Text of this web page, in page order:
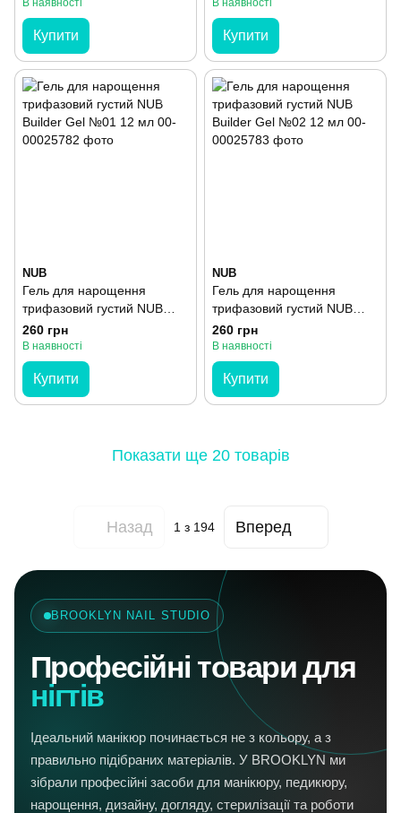
В наявності
Купити
В наявності
Купити
NUB
Гель для нарощення
трифазовий густий NUB
Builder Gel №01 12 мл
260 грн
В наявності
Купити
NUB
Гель для нарощення
трифазовий густий NUB
Builder Gel №02 12 мл
260 грн
В наявності
Купити
Показати ще 20 товарів
Назад 1 з 194 Вперед
BROOKLYN NAIL STUDIO
Професійні товари для
нігтів
Ідеальний манікюр починається не з кольору, а з
правильно підібраних матеріалів. У BROOKLYN ми
зібрали професійні засоби для манікюру, педикюру,
нарощення, дизайну, догляду, стерилізації та роботи